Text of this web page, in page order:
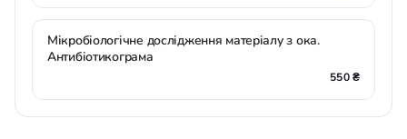
Мікробіологічне дослідження матеріалу з ока.
Антибіотикограма
550 ₴